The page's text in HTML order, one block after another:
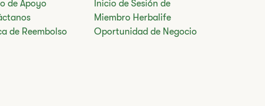
de Apoyo
de Reembolso
Inicio de Sesión de
Miembro Herbalife
Oportunidad de Negocio